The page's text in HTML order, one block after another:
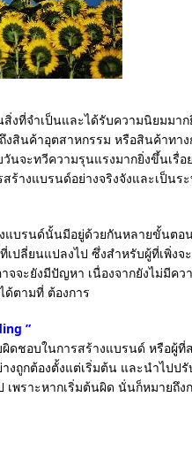
งที่จำเป็นและได้รับความนิยมมา
สินค้าอุตสาหกรรม หรือสินค้าทา
นจะทวีความรุนแรงมากยิ่งขึ้นเรื่
างแบรนด์อย่างจริงจังและเป็นร
แบรนด์นั้นมีอยู่ด้วยกันหลายขั้นต
ปลี่ยนแปลงไป ซึ่งสำหรับผู้ที่เพิ่งจ
จะยังมีปัญหา เนื่องจากยังไม่มีค
ด้ตามที่ ต้องการ
”
ดชอบในการสร้างแบรนด์ หรือผู้ที่
งถูกต้องตั้งแต่เริ่มต้น และนำไป
พราะหากเริ่มต้นผิด นั่นก็หมายถึ